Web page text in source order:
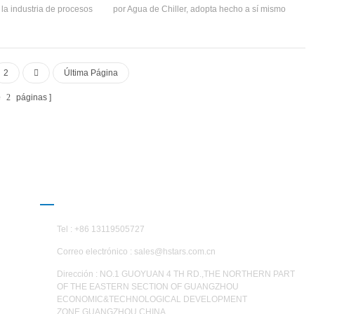
entre sí, con un diseño
industria de procesos
columna de líquido
evaporadores, la
lugar a diferencias de
muy pequeñas.
por Agua de Chiller, adopta hecho a sí mismo
eficiencia, ahorro de energía ,fabricado por la H.
Estrellas (Guangzhou) Equipo de Refrigeración
Group Ltd. Tiene 40 especificaciones estándar,
2 Última Página
2 páginas
Tel : +86 13119505727
Correo electrónico : sales@hstars.com.cn
Dirección : NO.1 GUOYUAN 4 TH RD.,THE NORTHERN PART
OF THE EASTERN SECTION OF GUANGZHOU
ECONOMIC&TECHNOLOGICAL DEVELOPMENT
ZONE,GUANGZHOU,CHINA